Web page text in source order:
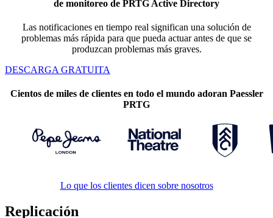
de monitoreo de PRTG Active Directory
Las notificaciones en tiempo real significan una solución de
problemas más rápida para que pueda actuar antes de que se
produzcan problemas más graves.
DESCARGA GRATUITA
Cientos de miles de clientes en todo el mundo adoran Paessler
PRTG
Lo que los clientes dicen sobre nosotros
Replicación